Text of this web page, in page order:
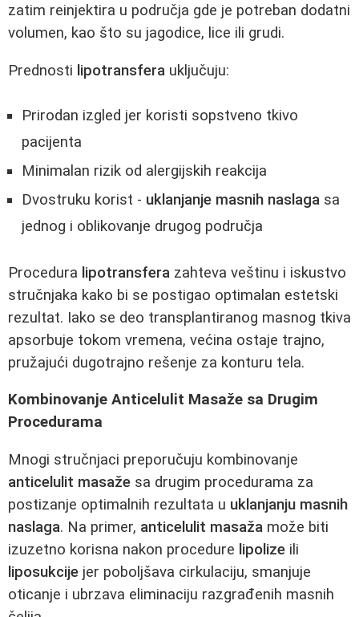
zatim reinjektira u područja gde je potreban dodatni
volumen, kao što su jagodice, lice ili grudi.
Prednosti lipotransfera uključuju:
Prirodan izgled jer koristi sopstveno tkivo
pacijenta
Minimalan rizik od alergijskih reakcija
Dvostruku korist - uklanjanje masnih naslaga sa
jednog i oblikovanje drugog područja
Procedura lipotransfera zahteva veštinu i iskustvo
stručnjaka kako bi se postigao optimalan estetski
rezultat. Iako se deo transplantiranog masnog tkiva
apsorbuje tokom vremena, većina ostaje trajno,
pružajući dugotrajno rešenje za konturu tela.
Kombinovanje Anticelulit Masaže sa Drugim
Procedurama
Mnogi stručnjaci preporučuju kombinovanje
anticelulit masaže sa drugim procedurama za
postizanje optimalnih rezultata u uklanjanju masnih
naslaga. Na primer, anticelulit masaža može biti
izuzetno korisna nakon procedure lipolize ili
liposukcije jer poboljšava cirkulaciju, smanjuje
oticanje i ubrzava eliminaciju razgrađenih masnih